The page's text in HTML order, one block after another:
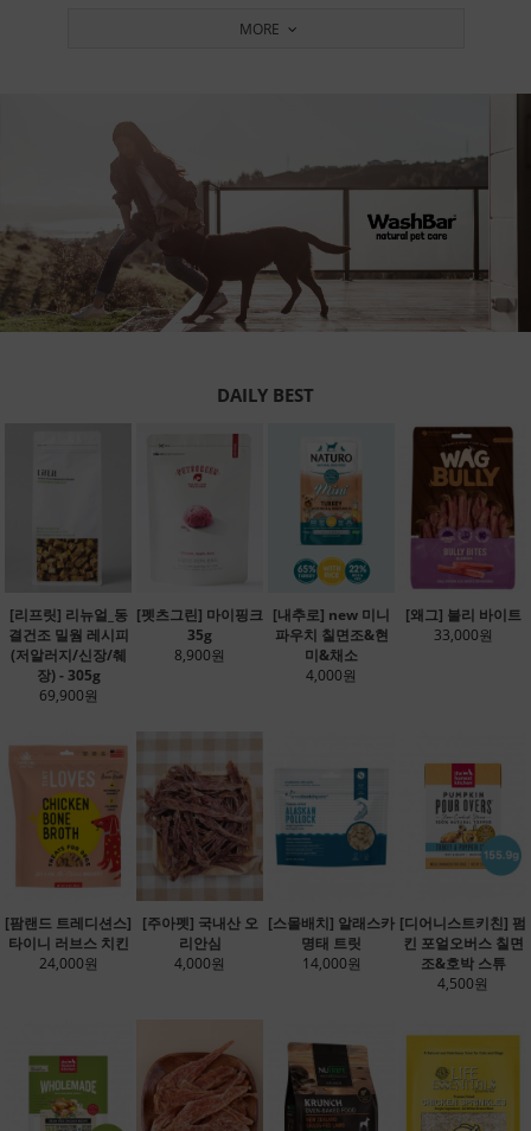
MORE
DAILY BEST
[리프릿] 리뉴얼_동
결건조 밀웜 레시피
(저알러지/신장/췌
장) - 305g
69,900원
[펫츠그린] 마이핑크
35g
8,900원
[내추로] new 미니
파우치 칠면조&현
미&채소
4,000원
[왜그] 불리 바이트
33,000원
[팜랜드 트레디션스]
타이니 러브스 치킨
24,000원
[주아펫] 국내산 오
리안심
4,000원
[스몰배치] 알래스카
명태 트릿
14,000원
[디어니스트키친] 펌
킨 포얼오버스 칠면
조&호박 스튜
4,500원